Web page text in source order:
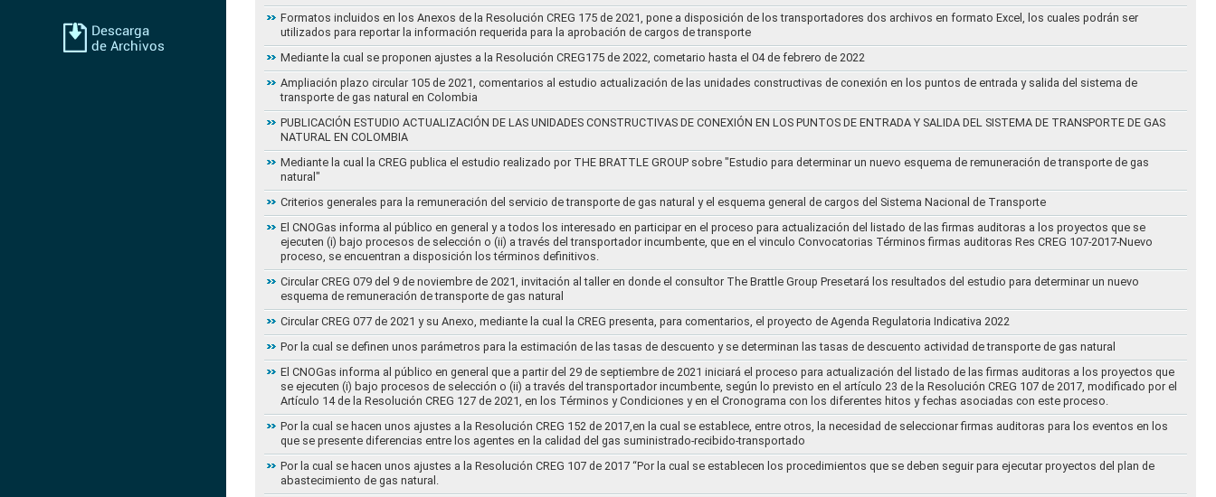
Formatos incluidos en los Anexos de la Resolución CREG 175 de 2021, pone a disposición de los transportadores dos archivos en formato Excel, los cuales podrán ser
utilizados para reportar la información requerida para la aprobación de cargos de transporte
Mediante la cual se proponen ajustes a la Resolución CREG175 de 2022, cometario hasta el 04 de febrero de 2022
Ampliación plazo circular 105 de 2021, comentarios al estudio actualización de las unidades constructivas de conexión en los puntos de entrada y salida del sistema de
transporte de gas natural en Colombia
PUBLICACIÓN ESTUDIO ACTUALIZACIÓN DE LAS UNIDADES CONSTRUCTIVAS DE CONEXIÓN EN LOS PUNTOS DE ENTRADA Y SALIDA DEL SISTEMA DE TRANSPORTE DE GAS
NATURAL EN COLOMBIA
Mediante la cual la CREG publica el estudio realizado por THE BRATTLE GROUP sobre "Estudio para determinar un nuevo esquema de remuneración de transporte de gas
natural"
Criterios generales para la remuneración del servicio de transporte de gas natural y el esquema general de cargos del Sistema Nacional de Transporte
El CNOGas informa al público en general y a todos los interesado en participar en el proceso para actualización del listado de las firmas auditoras a los proyectos que se
ejecuten (i) bajo procesos de selección o (ii) a través del transportador incumbente, que en el vinculo Convocatorias Términos firmas auditoras Res CREG 107-2017-Nuevo
proceso, se encuentran a disposición los términos definitivos.
Circular CREG 079 del 9 de noviembre de 2021, invitación al taller en donde el consultor The Brattle Group Presetará los resultados del estudio para determinar un nuevo
esquema de remuneración de transporte de gas natural
Circular CREG 077 de 2021 y su Anexo, mediante la cual la CREG presenta, para comentarios, el proyecto de Agenda Regulatoria Indicativa 2022
Por la cual se definen unos parámetros para la estimación de las tasas de descuento y se determinan las tasas de descuento actividad de transporte de gas natural
El CNOGas informa al público en general que a partir del 29 de septiembre de 2021 iniciará el proceso para actualización del listado de las firmas auditoras a los proyectos que
se ejecuten (i) bajo procesos de selección o (ii) a través del transportador incumbente, según lo previsto en el artículo 23 de la Resolución CREG 107 de 2017, modificado por el
Artículo 14 de la Resolución CREG 127 de 2021, en los Términos y Condiciones y en el Cronograma con los diferentes hitos y fechas asociadas con este proceso.
Por la cual se hacen unos ajustes a la Resolución CREG 152 de 2017,en la cual se establece, entre otros, la necesidad de seleccionar firmas auditoras para los eventos en los
que se presente diferencias entre los agentes en la calidad del gas suministrado-recibido-transportado
Por la cual se hacen unos ajustes a la Resolución CREG 107 de 2017 “Por la cual se establecen los procedimientos que se deben seguir para ejecutar proyectos del plan de
abastecimiento de gas natural.